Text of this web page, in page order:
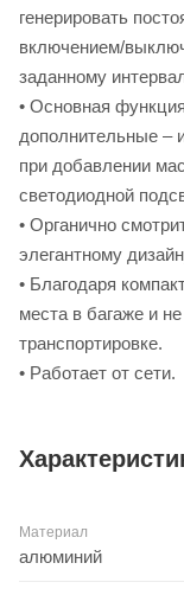
генерировать
включением/
заданному
• Основная
дополнительные –
при добавлении
светодиодной
• Органично
элегантному
• Благодаря
места в багаже и
транспортировке.
• Работает от сети.
Материал
алюминий